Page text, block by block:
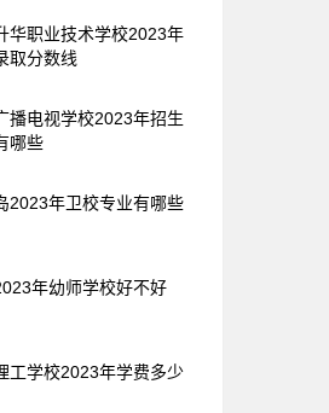
玉溪师范学院
样才能选择一个和自己经
相匹配的学校就读，未来
力不会 太大。下面小编
枣庄理工学校
逝，也已办学半个多世纪
校有着优越的地理位置，
段，交通便利，校园环境
作为广元市的重点中学，
着一流的教学团队也高质
下，学校
华职业技术学校2023年
取分数线
播电视学校2023年招生
哪些
2023年卫校专业有哪些
年幼师学校好不好
工学校2023年学费多少